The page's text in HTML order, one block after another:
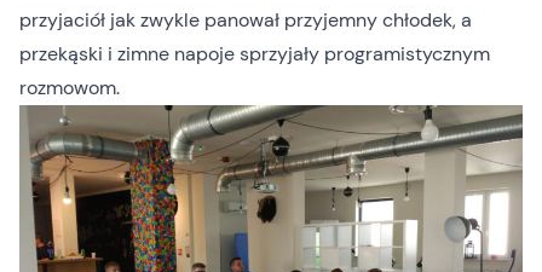
przyjaciół jak zwykle panował przyjemny chłodek, a
przekąski i zimne napoje sprzyjały programistycznym
rozmowom.